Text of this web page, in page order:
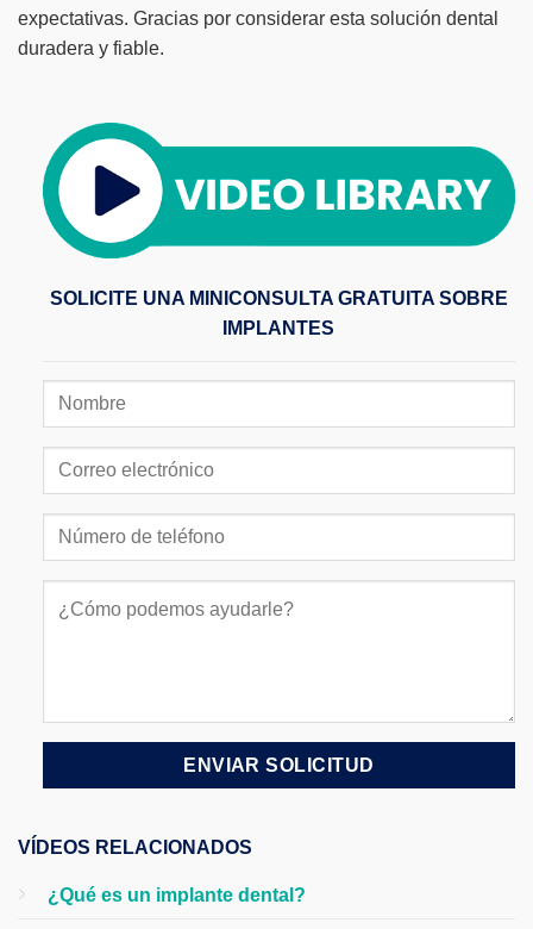
expectativas. Gracias por considerar esta solución dental
duradera y fiable.
SOLICITE UNA MINICONSULTA GRATUITA SOBRE
IMPLANTES
VÍDEOS RELACIONADOS
¿Qué es un implante dental?